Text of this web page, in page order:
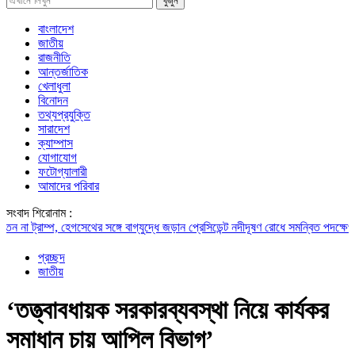
বাংলাদেশ
জাতীয়
রাজনীতি
আন্তর্জাতিক
খেলাধুলা
বিনোদন
তথ্যপ্রযুক্তি
সারাদেশ
ক্যাম্পাস
যোগাযোগ
ফটোগ্যালারী
আমাদের পরিবার
সংবাদ শিরোনাম :
ট্রাম্প, হেগসেথের সঙ্গে বাগ্‌যুদ্ধে জড়ান প্রেসিডেন্টনদীদূষণ রোধে সমন্বিত পদক্ষেপ
প্রচ্ছদ
জাতীয়
‘তত্ত্বাবধায়ক সরকারব্যবস্থা নিয়ে কার্যকর
সমাধান চায় আপিল বিভাগ’